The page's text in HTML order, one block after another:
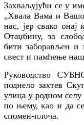
Захваљујући се у
„Хвала Вама и
нас, јер свако
Отаџбину, за
бити заборављен
свест и памћење
Руководство
поднело захтев
улица у родном
по њему, као и да
спомен-плоча.